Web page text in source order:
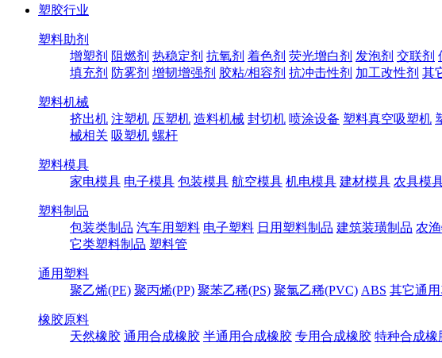
塑胶行业
塑料助剂
增塑剂 阻燃剂 热稳定剂 抗氧剂 着色剂 荧光增白剂 发泡剂 交联剂
填充剂 防雾剂 增韧增强剂 胶粘/相容剂 抗冲击性剂 加工改性剂 其
塑料机械
挤出机 注塑机 压塑机 造料机械 封切机 喷涂设备 塑料真空吸塑机
械相关 吸塑机 螺杆
塑料模具
家电模具 电子模具 包装模具 航空模具 机电模具 建材模具 农具模
塑料制品
包装类制品 汽车用塑料 电子塑料 日用塑料制品 建筑装璜制品 农
它类塑料制品 塑料管
通用塑料
聚乙烯(PE) 聚丙烯(PP) 聚苯乙稀(PS) 聚氯乙稀(PVC) ABS 其它通
橡胶原料
天然橡胶 通用合成橡胶 半通用合成橡胶 专用合成橡胶 特种合成橡